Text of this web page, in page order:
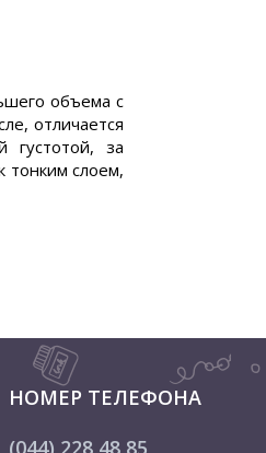
объема с
отличается
густотой, за
тонким слоем,
НОМЕР ТЕЛЕФОНА
(044) 228 48 85